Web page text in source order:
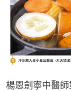
楊恩劍寧中醫